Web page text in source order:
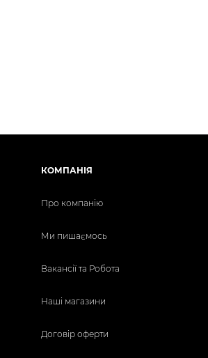
КОМПАНІЯ
Про компанію
Ми пишаємось
Вакансії та Робота
Наші магазини
Договір оферти